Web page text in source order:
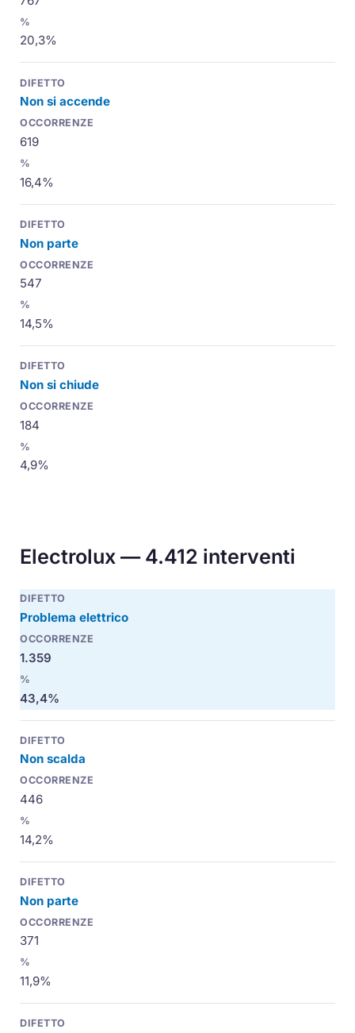
20,3%
Non si accende
619
16,4%
Non parte
547
14,5%
Non si chiude
184
4,9%
Electrolux — 4.412 interventi
Problema elettrico
1.359
43,4%
Non scalda
446
14,2%
Non parte
371
11,9%